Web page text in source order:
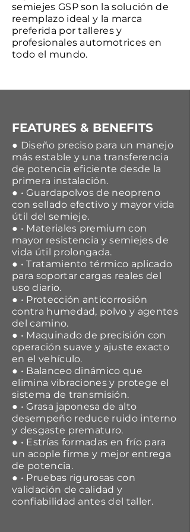
semiejes GSP son la solución de
reemplazo ideal y la marca
preferida por talleres y
profesionales automotrices en
todo el mundo.
FEATURES & BENEFITS
● Diseño preciso para un manejo
más estable y una transferencia
de potencia eficiente desde la
primera instalación.
● • Guardapolvos de neopreno
con sellado efectivo y mayor vida
útil del semieje.
● • Materiales premium con
mayor resistencia y semiejes de
vida útil prolongada.
● • Tratamiento térmico aplicado
para soportar cargas reales del
uso diario.
● • Protección anticorrosión
contra humedad, polvo y agentes
del camino.
● • Maquinado de precisión con
operación suave y ajuste exacto
en el vehículo.
● • Balanceo dinámico que
elimina vibraciones y protege el
sistema de transmisión.
● • Grasa japonesa de alto
desempeño reduce ruido interno
y desgaste prematuro.
● • Estrías formadas en frío para
un acople firme y mejor entrega
de potencia.
● • Pruebas rigurosas con
validación de calidad y
confiabilidad antes del taller.